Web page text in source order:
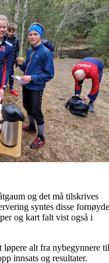
og det må tilskrives
syntes disse fornøyde
og kart falt vist også i
løpere alt fra nybegynnere til
innsats og resultater.